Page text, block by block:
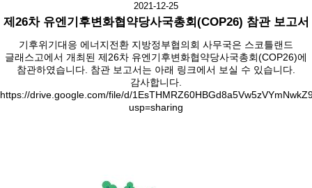
2021-12-25
제26차 유엔기후변화협약당사국총회(COP26) 참관 보고서
기후위기대응 에너지전환 지방정부협의회 사무국은 스코틀랜드
글래스고에서 개최된 제26차 유엔기후변화협약당사국총회(COP26)에
참관하였습니다. 참관 보고서는 아래 링크에서 보실 수 있습니다.
감사합니다.
https://drive.google.com/file/d/
usp=sharing